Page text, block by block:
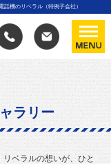
話機のリベラル（特例子会社）
ラリー
ベラルの想いが、ひと